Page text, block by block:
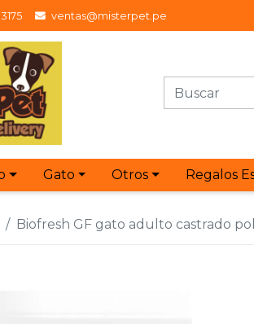
ventas@misterpet.pe
Gato Otros Regalos
Biofresh GF gato adulto castrado